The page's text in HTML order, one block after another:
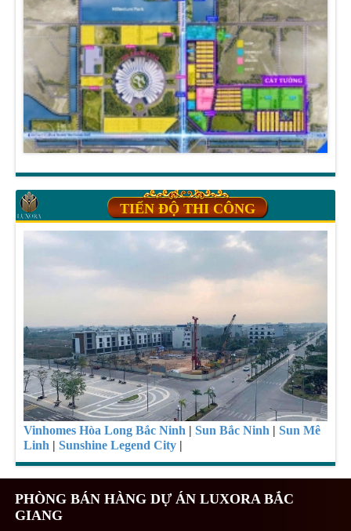
TIẾN ĐỘ THI CÔNG
Vinhomes Hòa Long Bắc Ninh |Sun Bắc Ninh |Sun Mê
Linh |Sunshine Legend City |
PHÒNG BÁN HÀNG DỰ ÁN LUXORA BẮC
GIANG